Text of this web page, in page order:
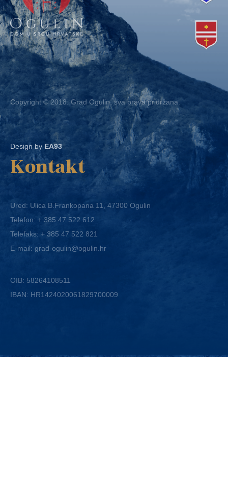
Copyright © 2018. Grad Ogulin, sva prava pridržana.
Design by EA93
Kontakt
Ured: Ulica B.Frankopana 11, 47300 Ogulin